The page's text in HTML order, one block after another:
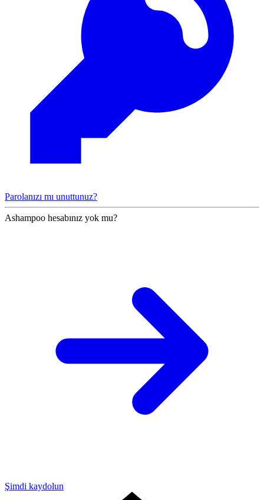
Parolanızı mı unuttunuz?
Ashampoo hesabınız yok mu?
Şimdi kaydolun